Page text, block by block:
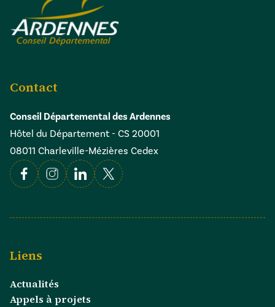
Contact
Conseil Départemental des Ardennes
Hôtel du Département - CS 20001
08011 Charleville-Mézières Cedex
FacebookInstagramLinkedin
X
Liens
Actualités
Appels à projets